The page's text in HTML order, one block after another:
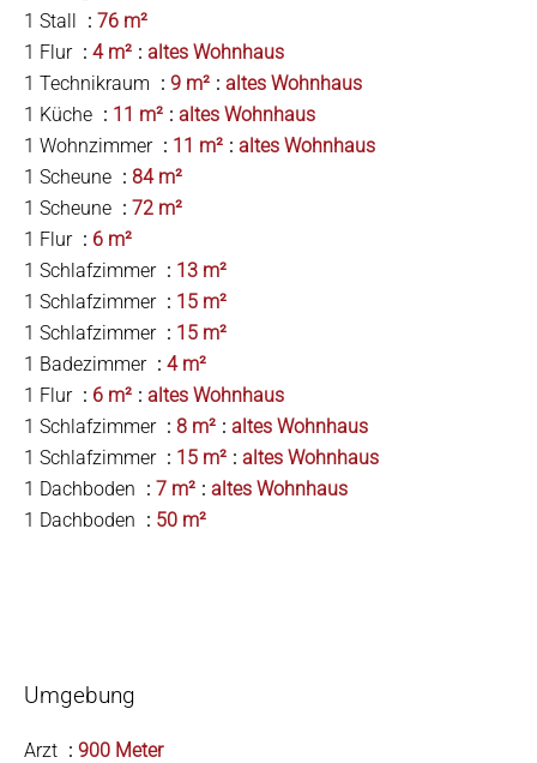
1 Stall
76 m²
1 Flur
4 m²
altes Wohnhaus
1 Technikraum
9 m²
altes Wohnhaus
1 Küche
11 m²
altes Wohnhaus
1 Wohnzimmer
11 m²
altes Wohnhaus
1 Scheune
84 m²
1 Scheune
72 m²
1 Flur
6 m²
1 Schlafzimmer
13 m²
1 Schlafzimmer
15 m²
1 Schlafzimmer
15 m²
1 Badezimmer
4 m²
1 Flur
6 m²
altes Wohnhaus
1 Schlafzimmer
8 m²
altes Wohnhaus
1 Schlafzimmer
15 m²
altes Wohnhaus
1 Dachboden
7 m²
altes Wohnhaus
1 Dachboden
50 m²
Umgebung
Arzt
900 Meter